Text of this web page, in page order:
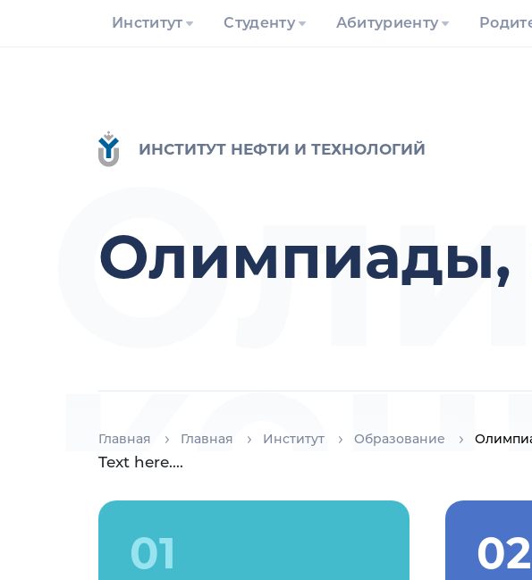
Институт Студенту Абитуриенту
ИНСТИТУТ НЕФТИ И ТЕХНОЛОГИЙ
Олимпиады,
Главная Главная Институт Образование
Text here....
01 02